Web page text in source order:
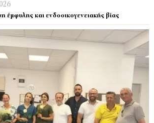
έμφυλης και ενδοοικογενειακής βίας